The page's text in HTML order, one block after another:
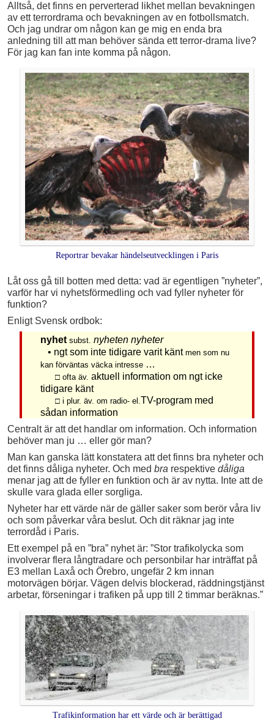
Alltså, det finns en perverterad likhet mellan bevakningen
av ett terrordrama och bevakningen av en fotbollsmatch.
Och jag undrar om någon kan ge mig en enda bra
anledning till att man behöver sända ett terror-drama live?
För jag kan fan inte komma på någon.
Reportrar bevakar händelseutvecklingen i Paris
Låt oss gå till botten med detta: vad är egentligen ”nyheter”,
varför har vi nyhetsförmedling och vad fyller nyheter för
funktion?
Enligt Svensk ordbok:
nyhet subst. nyheten nyheter
• ngt som inte tidigare varit känt men som nu
kan förväntas väcka intresse…
□ ofta äv. aktuell information om ngt icke
tidigare känt
□ i plur. äv. om radio- el.TV-program med
sådan information
Centralt är att det handlar om information. Och information
behöver man ju … eller gör man?
Man kan ganska lätt konstatera att det finns bra nyheter och
det finns dåliga nyheter. Och med bra respektive dåliga
menar jag att de fyller en funktion och är av nytta. Inte att de
skulle vara glada eller sorgliga.
Nyheter har ett värde när de gäller saker som berör våra liv
och som påverkar våra beslut. Och dit räknar jag inte
terrordåd i Paris.
Ett exempel på en ”bra” nyhet är: ”Stor trafikolycka som
involverar flera långtradare och personbilar har inträffat på
E3 mellan Laxå och Örebro, ungefär 2 km innan
motorvägen börjar. Vägen delvis blockerad, räddningstjänst
arbetar, förseningar i trafiken på upp till 2 timmar beräknas.”
Trafikinformation har ett värde och är berättigad